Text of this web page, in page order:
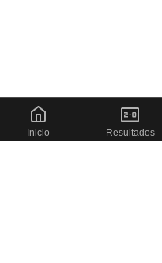
Inicio Resultados